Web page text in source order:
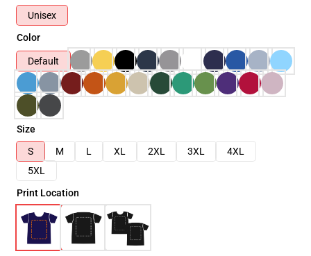
Unisex
Color
Default
Size
S
M L XL 2XL 3XL
4XL
5XL
Print Location